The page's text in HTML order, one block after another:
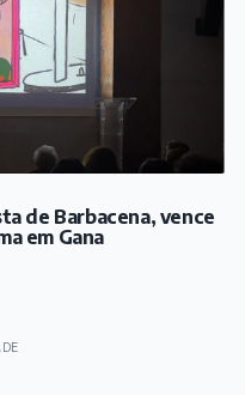
de Barbacena, vence
em Gana